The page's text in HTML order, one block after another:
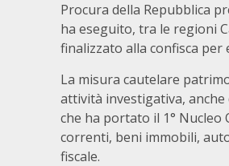
Procura della Repubblica
ha eseguito, tra le regioni
finalizzato alla confisca per
La misura cautelare
attività investigativa,
che ha portato il 1°
correnti, beni immobili,
fiscale.